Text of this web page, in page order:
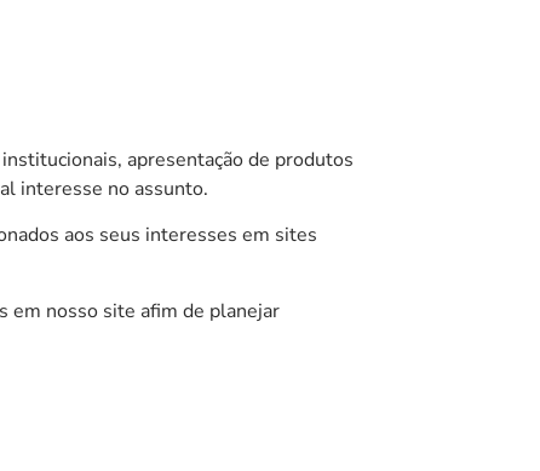
apresentação de produtos
interesse no assunto.
aos seus interesses em sites
em nosso site afim de planejar